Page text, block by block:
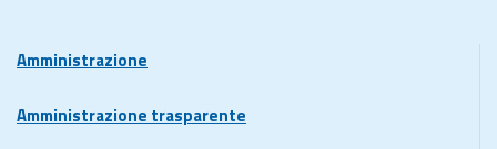
Amministrazione
Amministrazione trasparente